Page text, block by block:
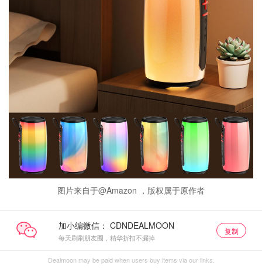
图片来自于@Amazon ，版权属于原作者
加小编微信：
每天刷刷朋友圈，精华折扣不漏掉
复制
Dealmoon may be paid when users buy items via our links.